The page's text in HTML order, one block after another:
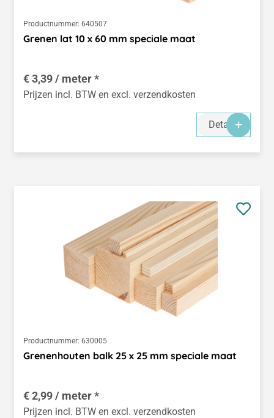
Productnummer: 640507
Grenen lat 10 x 60 mm speciale maat
€ 3,39 / meter *
Prijzen incl. BTW en excl. verzendkosten
Details
Productnummer: 630005
Grenenhouten balk 25 x 25 mm speciale maat
€ 2,99 / meter *
Prijzen incl. BTW en excl. verzendkosten